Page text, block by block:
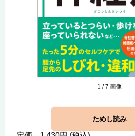
1 /7 画像
ためし読み